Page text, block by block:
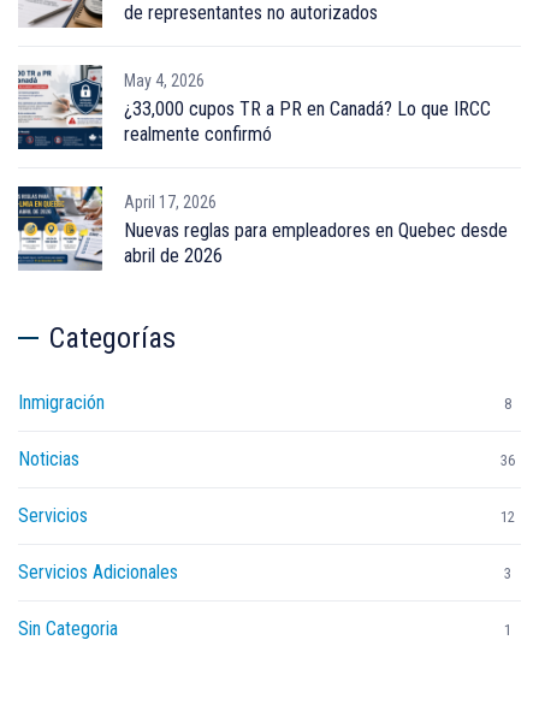
de representantes no autorizados
May 4, 2026
¿33,000 cupos TR a PR en Canadá? Lo que IRCC
realmente confirmó
April 17, 2026
Nuevas reglas para empleadores en Quebec desde
abril de 2026
Categorías
Inmigración 8
Noticias 36
Servicios 12
Servicios Adicionales 3
Sin Categoria 1